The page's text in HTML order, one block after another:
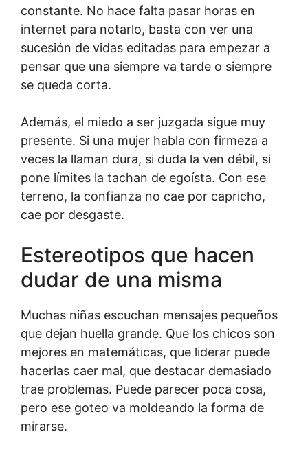
constante. No hace falta pasar horas en
internet para notarlo, basta con ver una
sucesión de vidas editadas para empezar a
pensar que una siempre va tarde o siempre
se queda corta.
Además, el miedo a ser juzgada sigue muy
presente. Si una mujer habla con firmeza a
veces la llaman dura, si duda la ven débil, si
pone límites la tachan de egoísta. Con ese
terreno, la confianza no cae por capricho,
cae por desgaste.
Estereotipos que hacen
dudar de una misma
Muchas niñas escuchan mensajes pequeños
que dejan huella grande. Que los chicos son
mejores en matemáticas, que liderar puede
hacerlas caer mal, que destacar demasiado
trae problemas. Puede parecer poca cosa,
pero ese goteo va moldeando la forma de
mirarse.